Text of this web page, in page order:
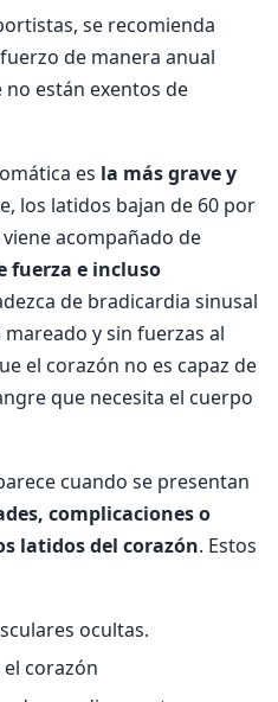
se recomienda
de manera anual
no están exentos de
es la más grave y
los latidos bajan de 60 por
acompañado de
fuerza e incluso
de bradicardia sinusal
y sin fuerzas al
el corazón no es capaz de
que necesita el cuerpo
cuando se presentan
complicaciones o
latidos del corazón. Estos
ocultas.
corazón